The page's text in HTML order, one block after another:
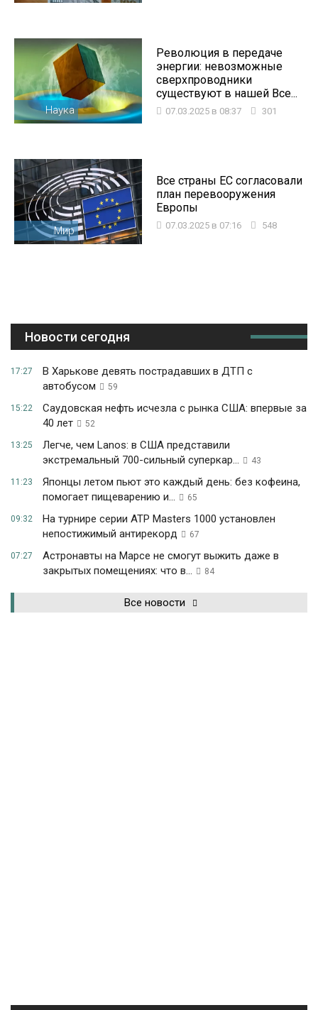
Наука
Революция в передаче
энергии: невозможные
сверхпроводники
существуют в нашей Все...
07.03.2025 в 08:37 301
Мир
Все страны ЕС согласовали
план перевооружения
Европы
07.03.2025 в 07:16 548
Новости сегодня
17:27
В Харькове девять пострадавших в ДТП с
автобусом
59
15:22
Саудовская нефть исчезла с рынка США: впервые за
40 лет
52
13:25
Легче, чем Lanos: в США представили
экстремальный 700-сильный суперкар...
43
11:23
Японцы летом пьют это каждый день: без кофеина,
помогает пищеварению и...
65
09:32
На турнире серии ATP Masters 1000 установлен
непостижимый антирекорд
67
07:27
Астронавты на Марсе не смогут выжить даже в
закрытых помещениях: что в...
84
Все новости